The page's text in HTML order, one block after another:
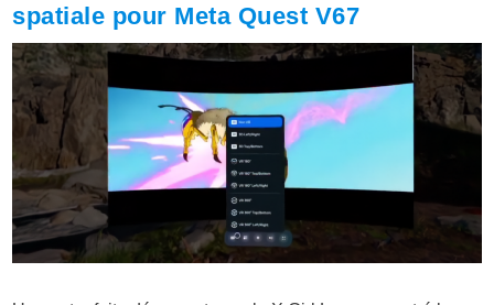
spatiale pour Meta Quest V67